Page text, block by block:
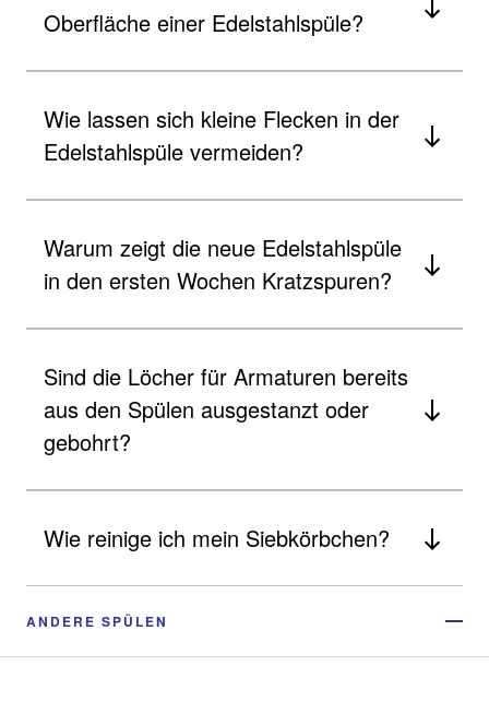
Oberfläche einer Edelstahlspüle?
Wie lassen sich kleine Flecken in der
Edelstahlspüle vermeiden?
Warum zeigt die neue Edelstahlspüle
in den ersten Wochen Kratzspuren?
Sind die Löcher für Armaturen bereits
aus den Spülen ausgestanzt oder
gebohrt?
Wie reinige ich mein Siebkörbchen?
ANDERE SPÜLEN